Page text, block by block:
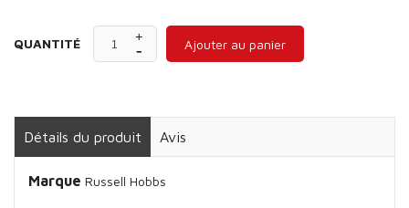
QUANTITÉ Ajouter au panier
Détails du produit Avis
Marque Russell Hobbs